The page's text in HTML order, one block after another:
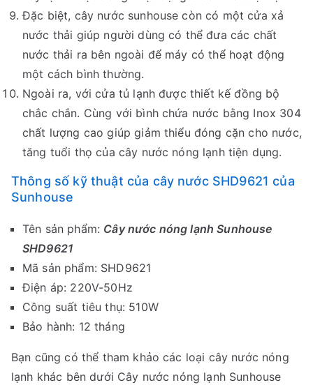
Đặc biệt, cây nước sunhouse còn có một cửa xả
nước thải giúp người dùng có thể đưa các chất
nước thải ra bên ngoài để máy có thể hoạt động
một cách bình thường.
Ngoài ra, với cửa tủ lạnh được thiết kế đồng bộ
chắc chắn. Cùng với bình chứa nước bằng Inox 304
chất lượng cao giúp giảm thiểu đóng cặn cho nước,
tăng tuổi thọ của cây nước nóng lạnh tiện dụng.
Thông số kỹ thuật của cây nước SHD9621 của
Sunhouse
Tên sản phẩm: Cây nước nóng lạnh Sunhouse
SHD9621
Mã sản phẩm: SHD9621
Điện áp: 220V-50Hz
Công suất tiêu thụ: 510W
Bảo hành: 12 tháng
Bạn cũng có thể tham khảo các loại cây nước nóng
lạnh khác bên dưới Cây nước nóng lạnh Sunhouse